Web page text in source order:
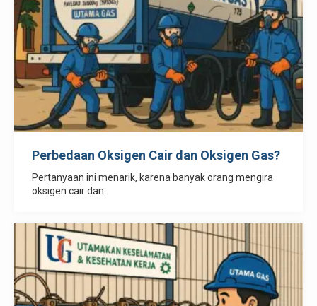
Perbedaan Oksigen Cair dan Oksigen Gas?
Pertanyaan ini menarik, karena banyak orang mengira
oksigen cair dan..